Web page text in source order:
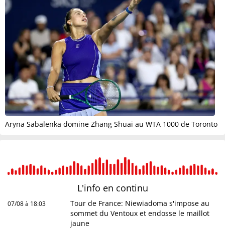
Aryna Sabalenka domine Zhang Shuai au WTA 1000 de Toronto
L'info en continu
07/08 à 18:03
Tour de France: Niewiadoma s'impose au
sommet du Ventoux et endosse le maillot
jaune